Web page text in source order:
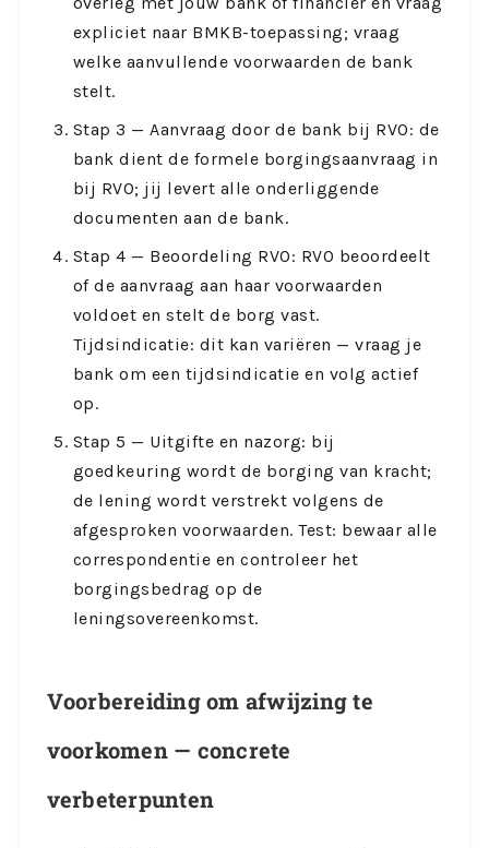
expliciet naar BMKB-toepassing; vraag
welke aanvullende voorwaarden de bank
stelt.
Stap 3 — Aanvraag door de bank bij RVO: de
bank dient de formele borgingsaanvraag in
bij RVO; jij levert alle onderliggende
documenten aan de bank.
Stap 4 — Beoordeling RVO: RVO beoordeelt
of de aanvraag aan haar voorwaarden
voldoet en stelt de borg vast.
Tijdsindicatie: dit kan variëren — vraag je
bank om een tijdsindicatie en volg actief
op.
Stap 5 — Uitgifte en nazorg: bij
goedkeuring wordt de borging van kracht;
de lening wordt verstrekt volgens de
afgesproken voorwaarden. Test: bewaar alle
correspondentie en controleer het
borgingsbedrag op de
leningsovereenkomst.
Voorbereiding om afwijzing te
voorkomen — concrete
verbeterpunten